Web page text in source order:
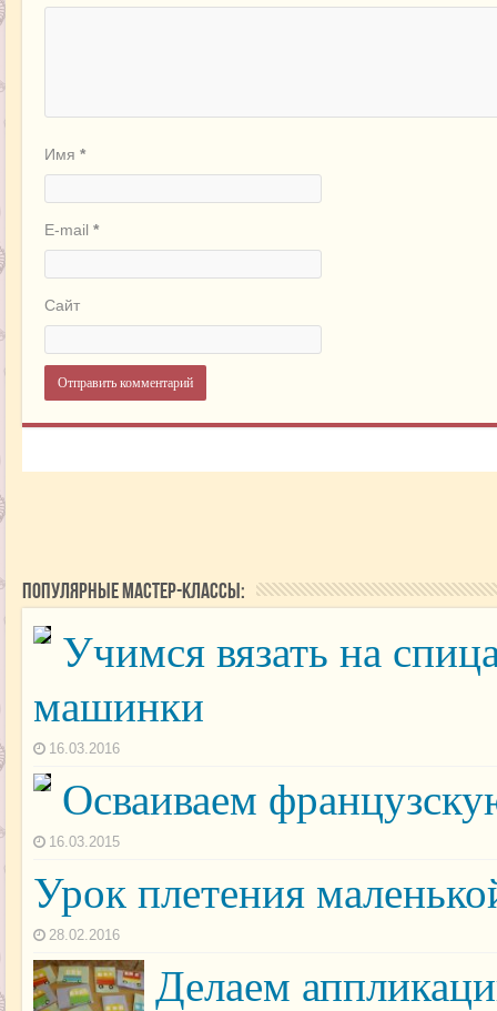
Имя *
E-mail *
Сайт
Популярные мастер-классы:
Учимся вязать на
машинки
16.03.2016
Осваиваем
16.03.2015
Урок плетения
28.02.2016
Делаем